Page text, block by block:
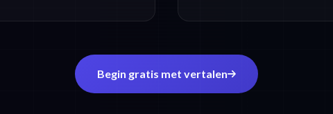
Begin gratis met vertalen